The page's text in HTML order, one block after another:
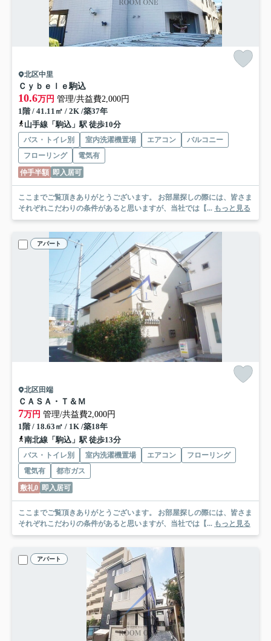
北区中里
Ｃｙｂｅｌｅ駒込
10.6万円 管理/共益費2,000円
1階 / 41.11㎡ / 2K /築37年
山手線「駒込」駅 徒歩10分
バス・トイレ別 室内洗濯機置場 エアコン
バルコニー
フローリング
電気有
仲手半額 即入居可
ここまでご覧頂きありがとうございます。 お部屋探しの際には、皆さま
それぞれこだわりの条件があると思いますが、当社では【... もっと見る
アパート
北区田端
ＣＡＳＡ・Ｔ＆Ｍ
7万円 管理/共益費2,000円
1階 / 18.63㎡ / 1K /築18年
南北線「駒込」駅 徒歩13分
バス・トイレ別 室内洗濯機置場 エアコン
フローリング
電気有
都市ガス
敷礼0 即入居可
ここまでご覧頂きありがとうございます。 お部屋探しの際には、皆さま
それぞれこだわりの条件があると思いますが、当社では【... もっと見る
アパート